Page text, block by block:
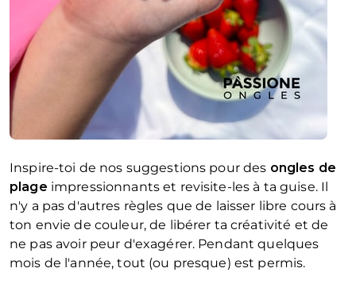
Inspire-toi de nos suggestions pour des ongles de
plage impressionnants et revisite-les à ta guise. Il
n'y a pas d'autres règles que de laisser libre cours à
ton envie de couleur, de libérer ta créativité et de
ne pas avoir peur d'exagérer. Pendant quelques
mois de l'année, tout (ou presque) est permis.